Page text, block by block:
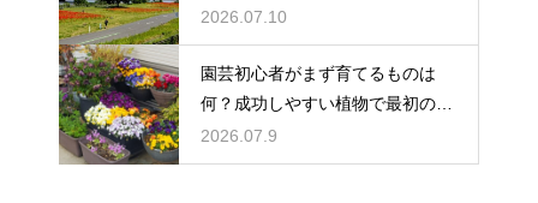
く紹介
2026.07.10
園芸初心者がまず育てるものは
何？成功しやすい植物で最初の一
歩を踏み出そう
2026.07.9